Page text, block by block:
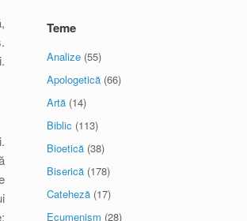
Teme
Analize (55)
Apologetică (66)
Artă (14)
Biblic (113)
Bioetică (38)
Biserică (178)
Cateheză (17)
Ecumenism (28)